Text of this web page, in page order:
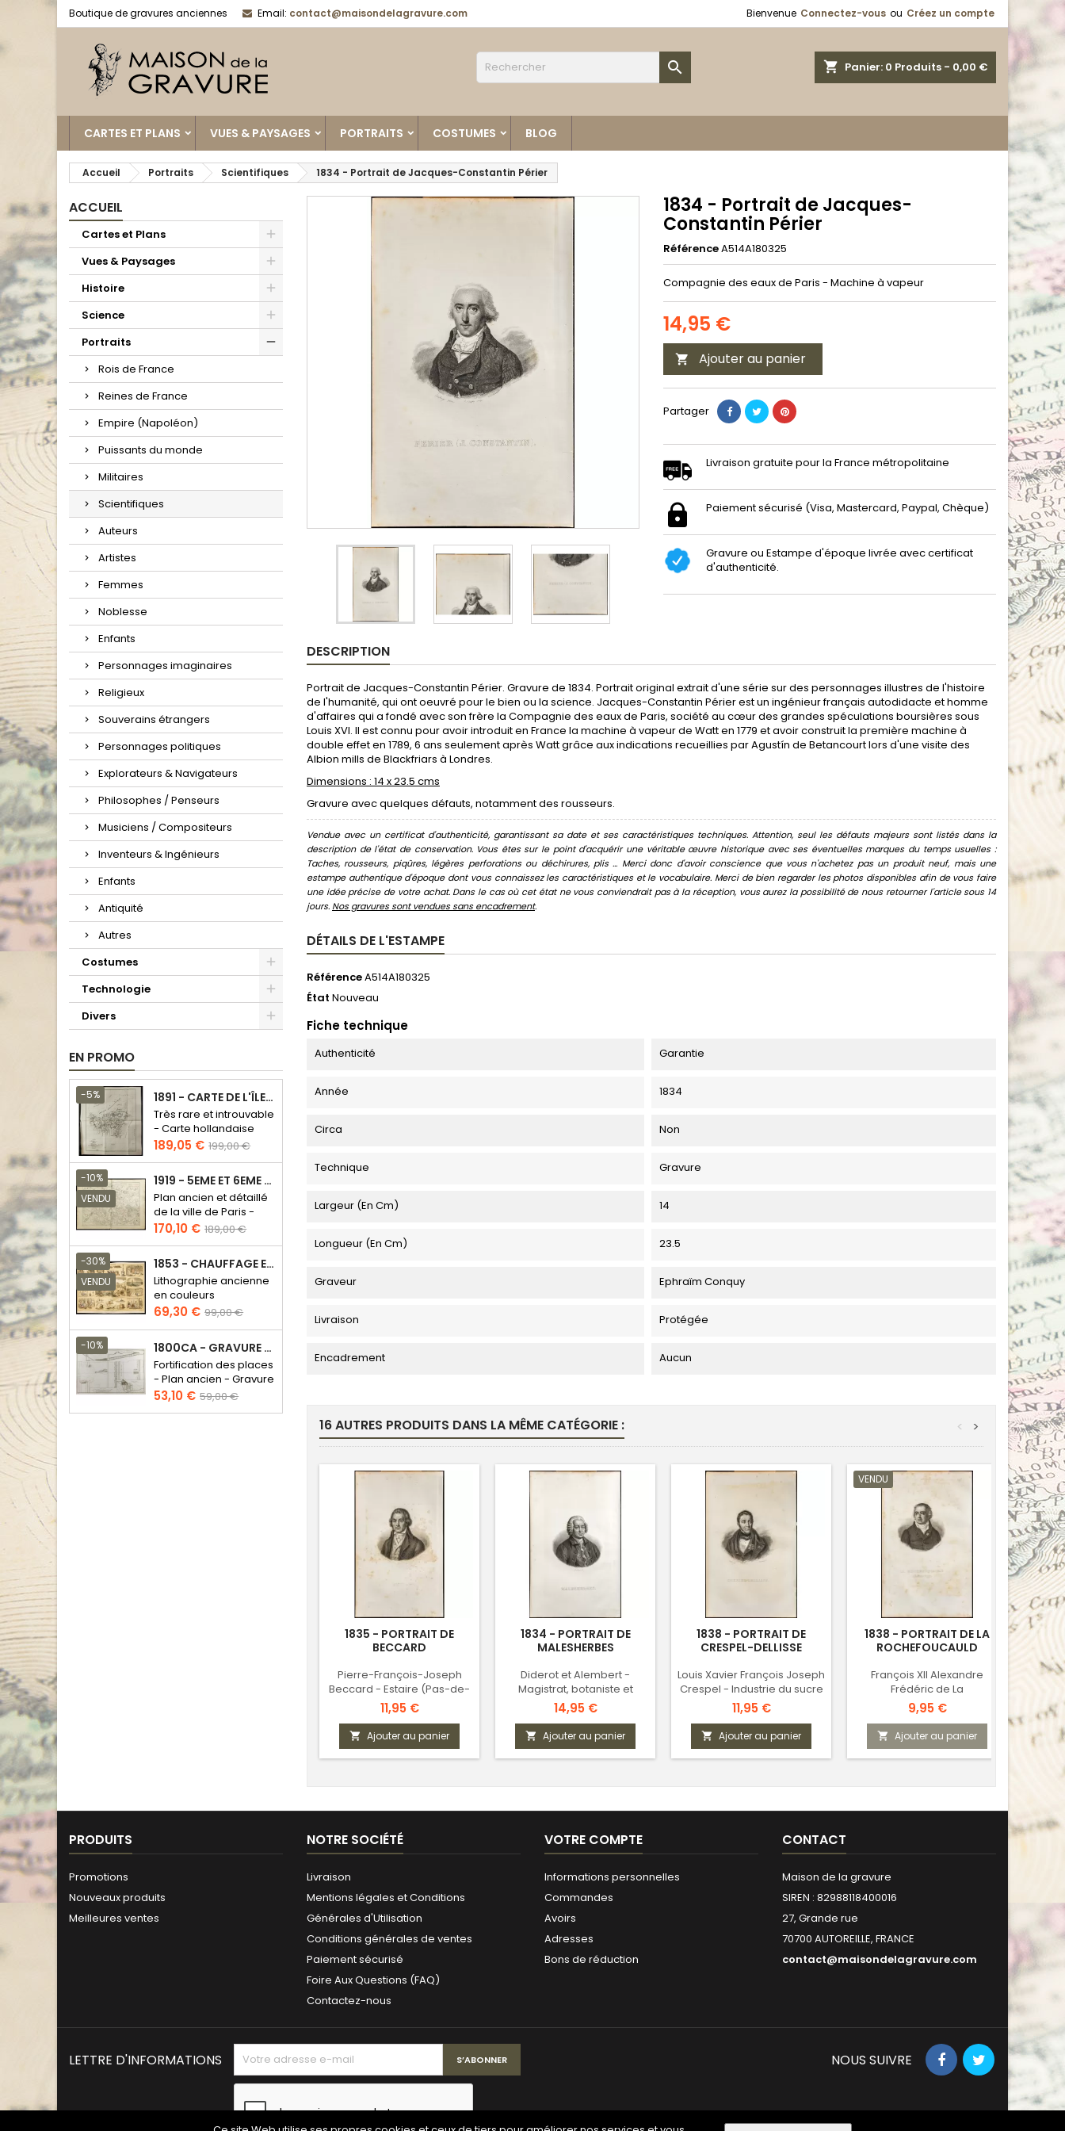
Boutique de gravures anciennes Email: contact@maisondelagravure.com Bienvenue Connectez-vous ou Créez un compte
shopping_cart Panier: 0 Produits - 0,00 €

CARTES ET PLANS VUES & PAYSAGES PORTRAITS COSTUMES BLOG
Accueil Portraits Scientifiques 1834 - Portrait de Jacques-Constantin Périer
ACCUEIL
Cartes et Plans
Vues & Paysages
Histoire
Science
Portraits
Rois de France
Reines de France
Empire (Napoléon)
Puissants du monde
Militaires
Scientifiques
Auteurs
Artistes
Femmes
Noblesse
Enfants
Personnages imaginaires
Religieux
Souverains étrangers
Personnages politiques
Explorateurs & Navigateurs
Philosophes / Penseurs
Musiciens / Compositeurs
Inventeurs & Ingénieurs
Enfants
Antiquité
Autres
Costumes
Technologie
Divers
EN PROMO
-5% 1891 - CARTE DE L'ÎLE DE BORNÉO
Très rare et introuvable
- Carte hollandaise
Prix
189,05 € Prix
de
base
199,00 €
-10%
VENDU
1919 - 5EME ET 6EME ARRONDISSEMENT DE PARIS
Plan ancien et détaillé
de la ville de Paris -
Odéon - Sorbonne
Prix
170,10 € Prix
de
base
189,00 €
-30%
VENDU
1853 - CHAUFFAGE ET ÉCLAIRAGE (LITHOGRAPHIE)
Lithographie ancienne
en couleurs
Prix
69,30 € Prix
de
base
99,00 €
-10% 1800CA - GRAVURE ARCHITECTURE MILITAIRE - ATTAQUE ET DÉFENSE
Fortification des places
- Plan ancien - Gravure
en taille douce
Prix
53,10 € Prix
de
59,00 €
1834 - Portrait de Jacques-
Constantin Périer
RéférenceA514A180325
Compagnie des eaux de Paris - Machine à vapeur
14,95 €
 Ajouter au panier
Partager
Livraison gratuite pour la France métropolitaine
Paiement sécurisé (Visa, Mastercard, Paypal, Chèque)
Gravure ou Estampe d'époque livrée avec certificat
d'authenticité.
DESCRIPTION
Portrait de Jacques-Constantin Périer. Gravure de 1834. Portrait original extrait d'une série sur des personnages illustres de l'histoire
de l'humanité, qui ont oeuvré pour le bien ou la science. Jacques-Constantin Périer est un ingénieur français autodidacte et homme
d'affaires qui a fondé avec son frère la Compagnie des eaux de Paris, société au cœur des grandes spéculations boursières sous
Louis XVI. Il est connu pour avoir introduit en France la machine à vapeur de Watt en 1779 et avoir construit la première machine à
double effet en 1789, 6 ans seulement après Watt grâce aux indications recueillies par Agustín de Betancourt lors d'une visite des
Albion mills de Blackfriars à Londres.
Dimensions : 14 x 23.5 cms
Gravure avec quelques défauts, notamment des rousseurs.
Vendue avec un certificat d'authenticité, garantissant sa date et ses caractéristiques techniques. Attention, seul les défauts majeurs sont listés dans la
description de l'état de conservation. Vous êtes sur le point d'acquérir une véritable œuvre historique avec ses éventuelles marques du temps usuelles :
Taches, rousseurs, piqûres, légères perforations ou déchirures, plis ... Merci donc d'avoir conscience que vous n'achetez pas un produit neuf, mais une
estampe authentique d'époque dont vous connaissez les caractéristiques et le vocabulaire. Merci de bien regarder les photos disponibles afin de vous faire
une idée précise de votre achat. Dans le cas où cet état ne vous conviendrait pas à la réception, vous aurez la possibilité de nous retourner l'article sous 14
jours. Nos gravures sont vendues sans encadrement.
DÉTAILS DE L'ESTAMPE
RéférenceA514A180325
État Nouveau
Fiche technique
Authenticité Garantie
Année 1834
Circa Non
Technique Gravure
Largeur (en Cm) 14
Longueur (en Cm) 23.5
Graveur Ephraïm Conquy
Livraison Protégée
Encadrement Aucun
16 AUTRES PRODUITS DANS LA MÊME CATÉGORIE : >
<
1835 - PORTRAIT DE
BECCARD
Pierre-François-Joseph
Beccard - Estaire (Pas-de-
Calais)
Prix
11,95 €
 Ajouter au panier
1834 - PORTRAIT DE
MALESHERBES
Diderot et Alembert -
Magistrat, botaniste et
homme d’État français
Prix
14,95 €
 Ajouter au panier
1838 - PORTRAIT DE
CRESPEL-DELLISSE
Louis Xavier François Joseph
Crespel - Industrie du sucre
Prix
11,95 €
 Ajouter au panier
VENDU
1838 - PORTRAIT DE LA
ROCHEFOUCAULD
François XII Alexandre
Frédéric de La
Rochefoucauld
Prix
9,95 €
 Ajouter au panier
1865 -

PRODUITS
Promotions
Nouveaux produits
Meilleures ventes
NOTRE SOCIÉTÉ
Livraison
Mentions légales et Conditions
Générales d'Utilisation
Conditions générales de ventes
Paiement sécurisé
Foire Aux Questions (FAQ)
Contactez-nous
VOTRE COMPTE
Informations personnelles
Commandes
Avoirs
Adresses
Bons de réduction
CONTACT
Maison de la gravure
SIREN : 82988118400016
27, Grande rue
70700 AUTOREILLE, FRANCE
contact@maisondelagravure.com
LETTRE D'INFORMATIONS NOUS SUIVRE